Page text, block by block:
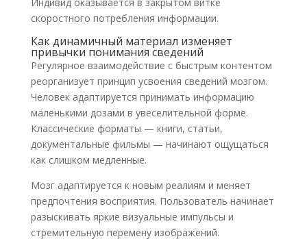
скоростного потребления информации.
Как динамичный материал изменяет
привычки понимания сведений
Регулярное взаимодействие с быстрым контентом
реорганизует принцип усвоения сведений мозгом.
Человек адаптируется принимать информацию
маленькими дозами в увеселительной форме.
Классические форматы — книги, статьи,
документальные фильмы — начинают ощущаться
как слишком медленные.
Мозг адаптируется к новым реалиям и меняет
предпочтения восприятия. Пользователь начинает
разыскивать яркие визуальные импульсы и
стремительную перемену изображений.